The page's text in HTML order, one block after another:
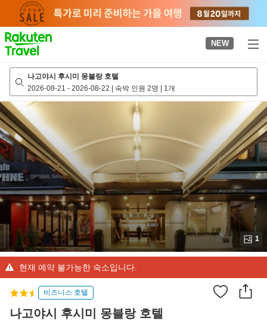
page
NEW
나고야시 후시미 몽블랑 호텔
2026-08-21 - 2026-08-22 | 숙박 인원 2명 | 1개
1
현재 예약 불가능한 숙소입니다.
비즈니스 호텔
나고야시 후시미 몽블랑 호텔